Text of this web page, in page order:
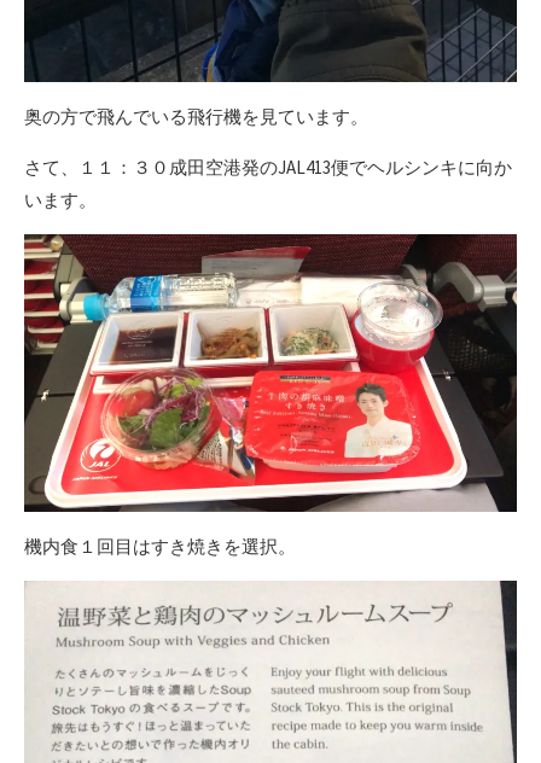
奥の方で飛んでいる飛行機を見ています。
さて、１１：３０成田空港発のJAL413便でヘルシンキに向か
います。
機内食１回目はすき焼きを選択。